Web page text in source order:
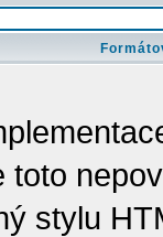
toto
stylu